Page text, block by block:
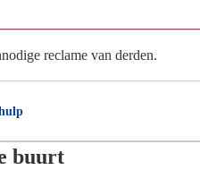
reclame van derden.
buurt